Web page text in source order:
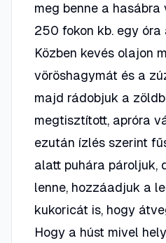
meg benne a
250 fokon kb. egy
Közben kevés olajon
vöröshagymát és a
majd rádobjuk a
megtisztított, apróra
ezután ízlés szerint
alatt puhára pároljuk,
lenne, hozzáadjuk a
kukoricát is, hogy
Hogy a húst mivel